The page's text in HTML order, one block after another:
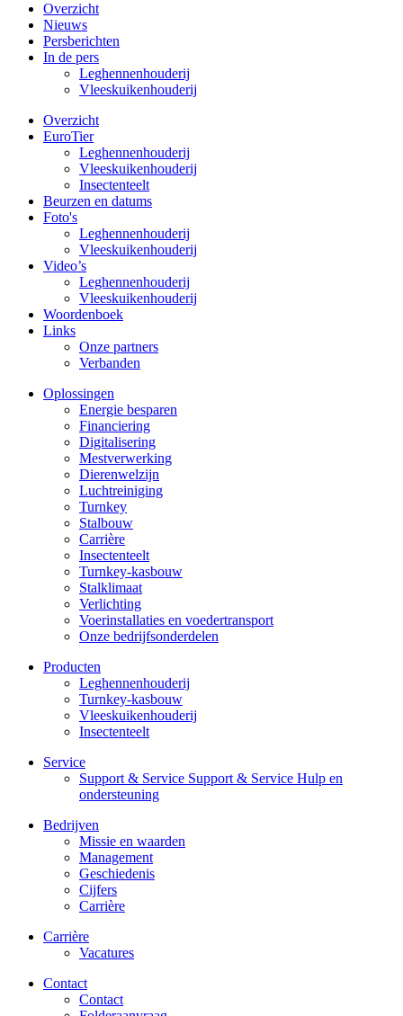
Overzicht
Nieuws
Persberichten
In de pers
Leghennenhouderij
Vleeskuikenhouderij
Overzicht
EuroTier
Leghennenhouderij
Vleeskuikenhouderij
Insectenteelt
Beurzen en datums
Foto's
Leghennenhouderij
Vleeskuikenhouderij
Video’s
Leghennenhouderij
Vleeskuikenhouderij
Woordenboek
Links
Onze partners
Verbanden
Oplossingen
Energie besparen
Financiering
Digitalisering
Mestverwerking
Dierenwelzijn
Luchtreiniging
Turnkey
Stalbouw
Carrière
Insectenteelt
Turnkey-kasbouw
Stalklimaat
Verlichting
Voerinstallaties en voedertransport
Onze bedrijfsonderdelen
Producten
Leghennenhouderij
Turnkey-kasbouw
Vleeskuikenhouderij
Insectenteelt
Service
Support & Service Support & Service Hulp en
ondersteuning
Bedrijven
Missie en waarden
Management
Geschiedenis
Cijfers
Carrière
Carrière
Vacatures
Contact
Contact